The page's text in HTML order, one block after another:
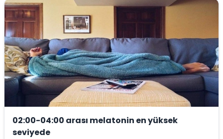
02:00-04:00 arası melatonin en yüksek
seviyede